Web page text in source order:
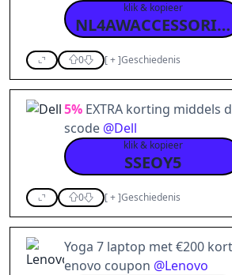
klik & kopieer
NL4AWACCESSORIES
0 [+]Geschiedenis
5% EXTRA korting middels
scode @Dell
klik & kopieer
SSEOY5
0 [+]Geschiedenis
Yoga 7 laptop met €200
enovo coupon @Lenovo